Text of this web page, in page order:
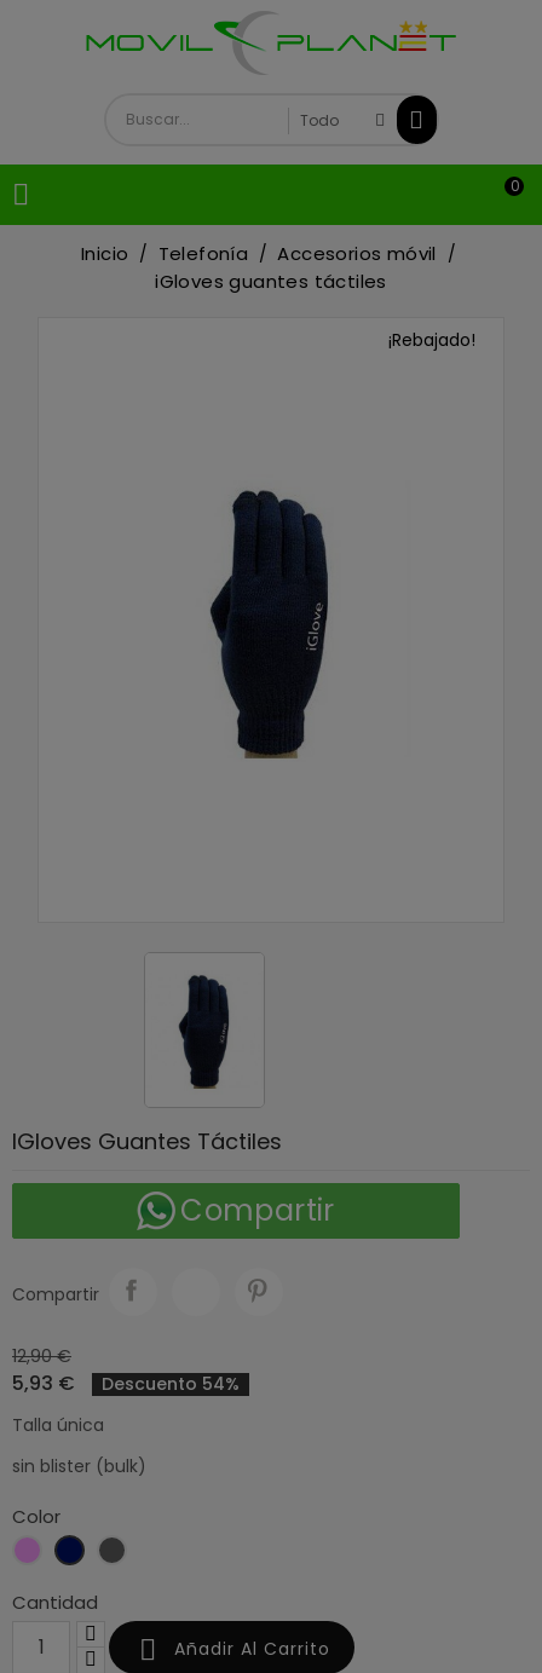
 0
Inicio Telefonía
Accesorios móvil
iGloves guantes táctiles
¡Rebajado!
IGloves Guantes Táctiles
Compartir
Compartir
12,90 €
5,93 €
Descuento 54%
Talla única
sin blister (bulk)
Color
Rosa
claro
Azul
marino
Gris
Cantidad
 Añadir Al Carrito